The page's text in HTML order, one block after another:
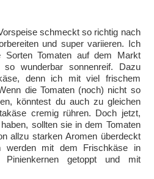
schmeckt so richtig nach
und super variieren. Ich
Sorten Tomaten auf dem Markt
wunderbar sonnenreif. Dazu
denn ich mit viel frischem
die Tomaten (noch) nicht so
könntest du auch zu gleichen
cremig rühren. Doch jetzt,
sollten sie in dem Tomaten
allzu starken Aromen überdeckt
werden mit dem Frischkäse in
getoppt und mit